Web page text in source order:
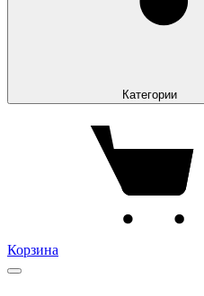
Категории
Корзина